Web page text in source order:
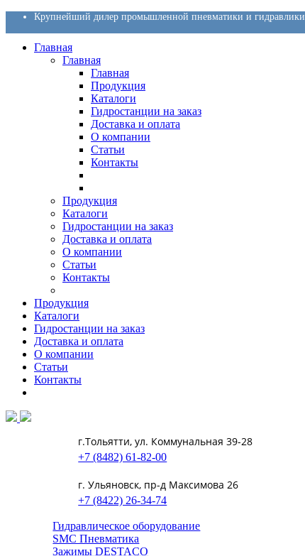
Крупнейший дилер промышленной пневматики и гидравлики
Главная
Главная
Главная
Продукция
Каталоги
Гидростанции на заказ
Доставка и оплата
О компании
Статьи
Контакты
Продукция
Каталоги
Гидростанции на заказ
Доставка и оплата
О компании
Статьи
Контакты
Продукция
Каталоги
Гидростанции на заказ
Доставка и оплата
О компании
Статьи
Контакты
г.Тольятти, ул. Коммунальная 39-28
+7 (8482) 61-82-00
г. Ульяновск, пр-д Максимова 26
+7 (8422) 26-34-74
Гидравлическое оборудование
SMC Пневматика
Зажимы DESTACO